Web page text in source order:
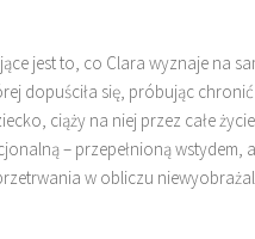
jest to, co Clara wyznaje na
dopuściła się, próbując
ciąży na niej przez całe
– przepełnioną wstydem,
w obliczu